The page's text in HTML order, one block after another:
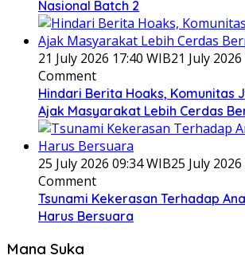
Nasional Batch 2
21 July 2026 17:40 WIB21 July
Comment
Hindari Berita Hoaks, Komunitas
Ajak Masyarakat Lebih Cerdas
25 July 2026 09:34 WIB25 July
Comment
Tsunami Kekerasan Terhadap
Harus Bersuara
Mana Suka